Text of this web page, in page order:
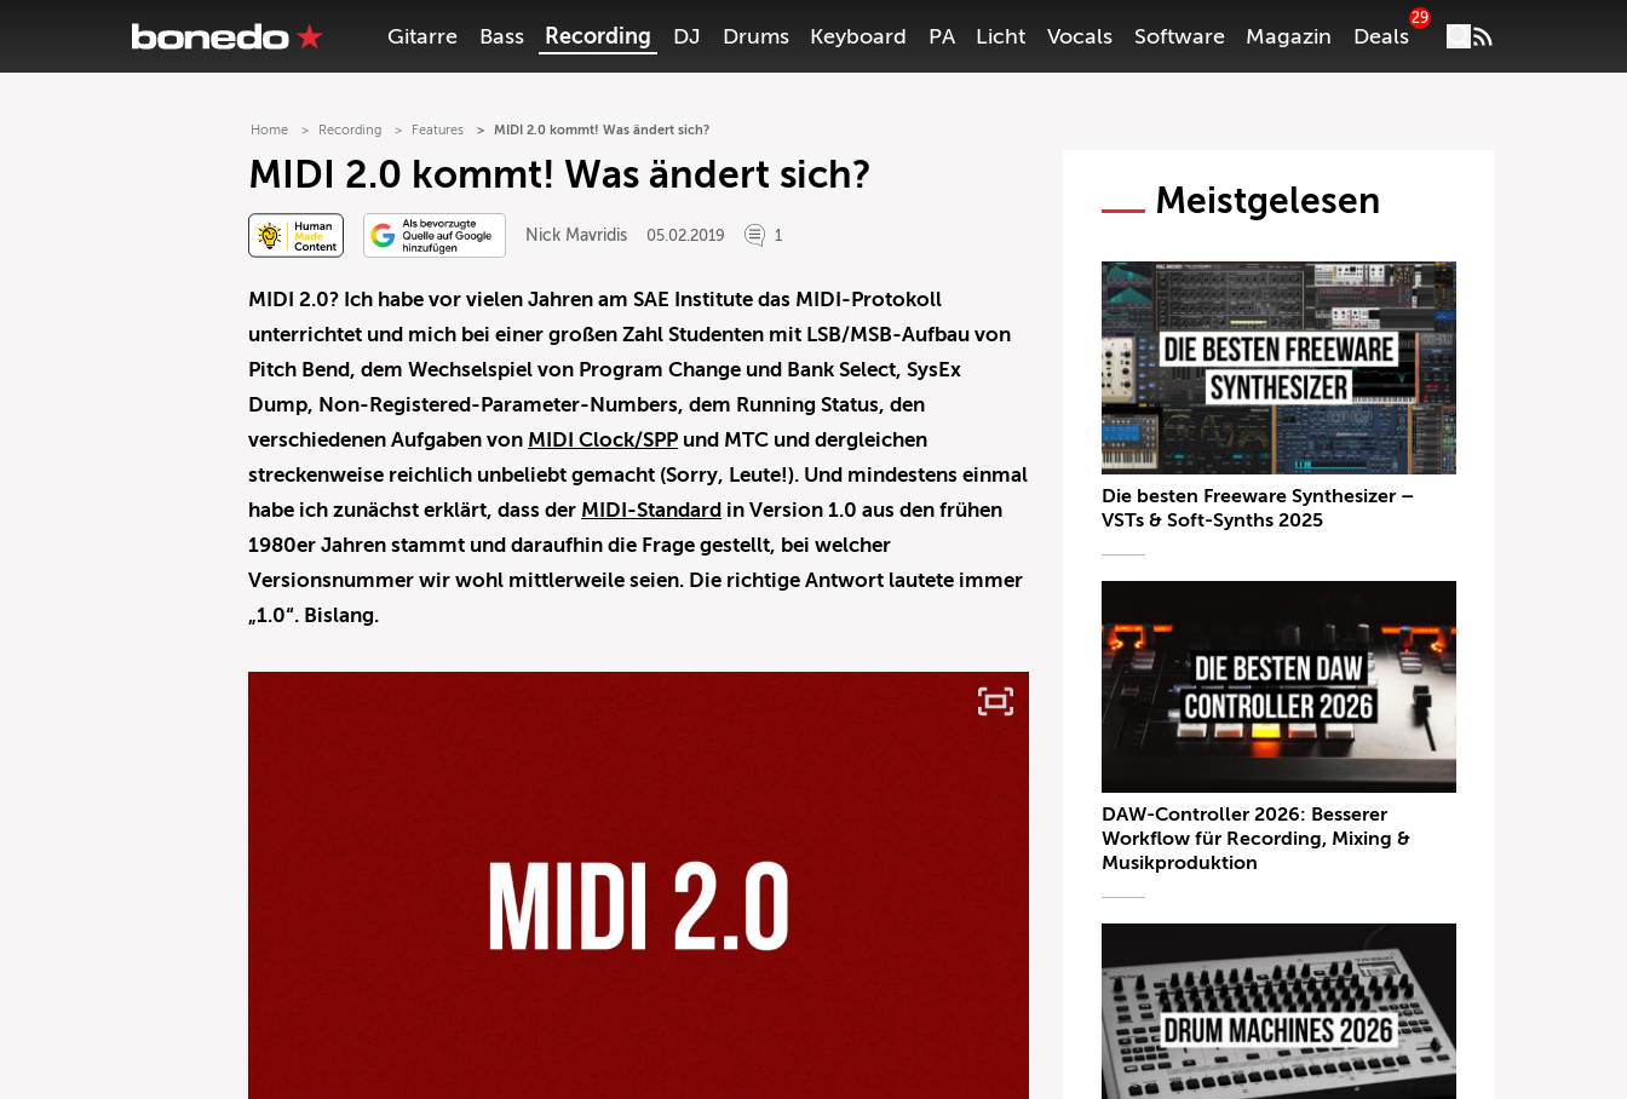
Gitarre Bass Recording DJ Drums Keyboard PA Licht Vocals Software Magazin Deals
29
Home Recording Features MIDI 2.0 kommt! Was ändert sich?
MIDI 2.0 kommt! Was ändert sich?
Nick Mavridis 05.02.2019 1
MIDI 2.0? Ich habe vor vielen Jahren am SAE Institute das MIDI-Protokoll
unterrichtet und mich bei einer großen Zahl Studenten mit LSB/MSB-Aufbau von
Pitch Bend, dem Wechselspiel von Program Change und Bank Select, SysEx
Dump, Non-Registered-Parameter-Numbers, dem Running Status, den
verschiedenen Aufgaben von MIDI Clock/SPP und MTC und dergleichen
streckenweise reichlich unbeliebt gemacht (Sorry, Leute!). Und mindestens einmal
habe ich zunächst erklärt, dass der MIDI-Standard in Version 1.0 aus den frühen
1980er Jahren stammt und daraufhin die Frage gestellt, bei welcher
Versionsnummer wir wohl mittlerweile seien. Die richtige Antwort lautete immer
„1.0“. Bislang.
Meistgelesen
Die besten Freeware Synthesizer –
VSTs & Soft-Synths 2025
DAW-Controller 2026: Besserer
Workflow für Recording, Mixing &
Musikproduktion